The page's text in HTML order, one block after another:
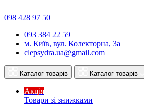
098 428 97 50
093 384 22 59
м. Київ, вул. Колекторна, 3а
clepsydra.ua@gmail.com
Каталог товарів Каталог товарів
Акція
Товари зі знижками